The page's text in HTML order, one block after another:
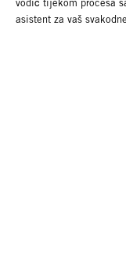
vodič tijekom procesa
asistent za vaš